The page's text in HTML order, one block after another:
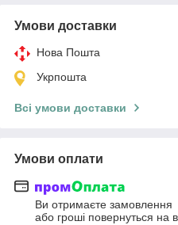
Умови доставки
Нова Пошта
Укрпошта
Всі умови доставки
Умови оплати
Ви отримаєте замовлення
або гроші повернуться на